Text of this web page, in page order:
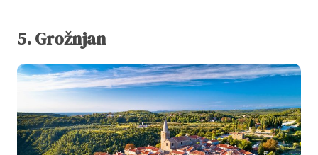
5. Grožnjan